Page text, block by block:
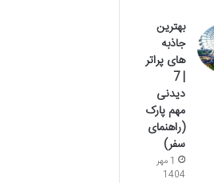
بهترین
جاذبه
های پراتر
| 7
دیدنی
مهم پارک
(راهنمای
سفر)
1 مهر
1404